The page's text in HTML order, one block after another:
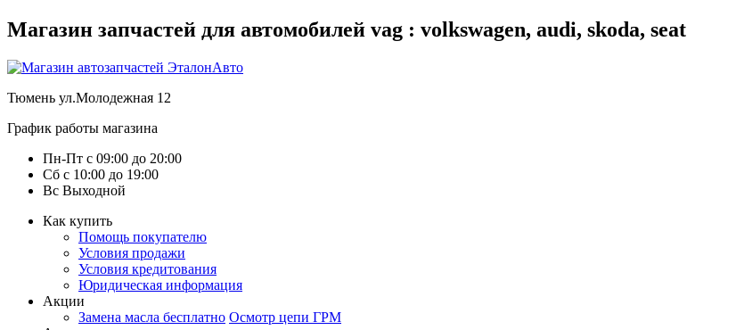
Магазин запчастей для автомобилей vag : volkswagen, audi, skoda, seat
Тюмень ул.Молодежная 12
График работы магазина
Пн-Пт с 09:00 до 20:00
Сб с 10:00 до 19:00
Вс Выходной
Как купить
Помощь покупателю
Условия продажи
Условия кредитования
Юридическая информация
Акции
Замена масла бесплатно Осмотр цепи ГРМ